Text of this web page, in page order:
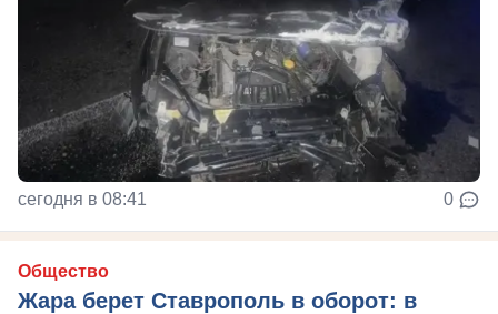
сегодня в 08:41 0
Общество
Жара берет Ставрополь в оборот: в